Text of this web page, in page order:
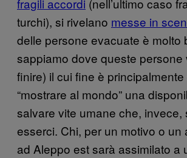
fragili accordi (nell’ultimo caso
turchi), si rivelano messe in
delle persone evacuate è molto
sappiamo dove queste persone
finire) il cui fine è
“mostrare al mondo” una
salvare vite umane che, invece,
esserci. Chi, per un motivo o un
ad Aleppo est sarà assimilato a